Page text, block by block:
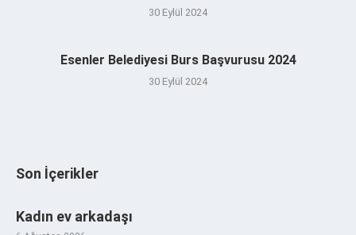
30 Eylül 2024
Esenler Belediyesi Burs Başvurusu 2024
30 Eylül 2024
Son İçerikler
Kadın ev arkadaşı